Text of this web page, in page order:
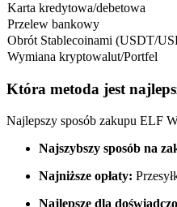
Kontrakty terminowe na
Kontrakty futures
Karta kredytowa/debetowa
Przelew bankowy
Obrót Stablecoinami (USDT/
Wymiana kryptowalut/Portfel
Która metoda jest
Najlepszy sposób zakupu ELF
Najszybszy sposób na
Najniższe opłaty:
Najlepsze dla